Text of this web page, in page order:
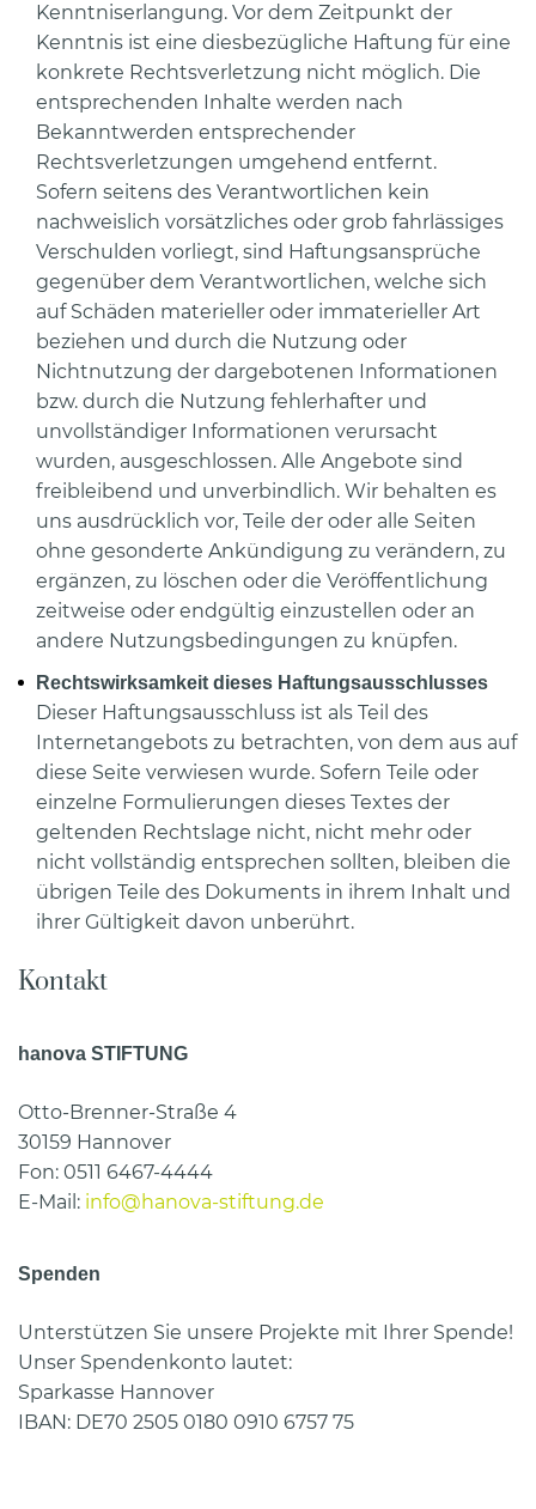
Kenntniserlangung. Vor dem Zeitpunkt der
Kenntnis ist eine diesbezügliche Haftung für eine
konkrete Rechtsverletzung nicht möglich. Die
entsprechenden Inhalte werden nach
Bekanntwerden entsprechender
Rechtsverletzungen umgehend entfernt.
Sofern seitens des Verantwortlichen kein
nachweislich vorsätzliches oder grob fahrlässiges
Verschulden vorliegt, sind Haftungsansprüche
gegenüber dem Verantwortlichen, welche sich
auf Schäden materieller oder immaterieller Art
beziehen und durch die Nutzung oder
Nichtnutzung der dargebotenen Informationen
bzw. durch die Nutzung fehlerhafter und
unvollständiger Informationen verursacht
wurden, ausgeschlossen. Alle Angebote sind
freibleibend und unverbindlich. Wir behalten es
uns ausdrücklich vor, Teile der oder alle Seiten
ohne gesonderte Ankündigung zu verändern, zu
ergänzen, zu löschen oder die Veröffentlichung
zeitweise oder endgültig einzustellen oder an
andere Nutzungsbedingungen zu knüpfen.
Rechtswirksamkeit dieses Haftungsausschlusses
Dieser Haftungsausschluss ist als Teil des
Internetangebots zu betrachten, von dem aus auf
diese Seite verwiesen wurde. Sofern Teile oder
einzelne Formulierungen dieses Textes der
geltenden Rechtslage nicht, nicht mehr oder
nicht vollständig entsprechen sollten, bleiben die
übrigen Teile des Dokuments in ihrem Inhalt und
ihrer Gültigkeit davon unberührt.
Kontakt
hanova STIFTUNG
Otto-Brenner-Straße 4
30159 Hannover
Fon: 0511 6467-4444
E-Mail: info@hanova-stiftung.de
Spenden
Unterstützen Sie unsere Projekte mit Ihrer Spende!
Unser Spendenkonto lautet:
Sparkasse Hannover
IBAN: DE70 2505 0180 0910 6757 75